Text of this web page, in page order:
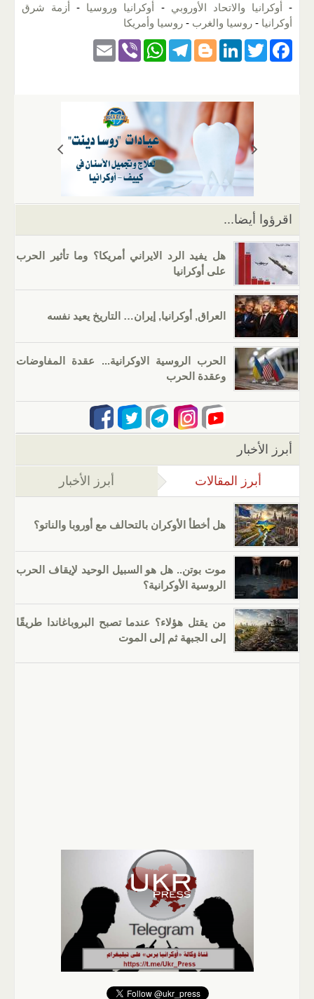
- أوكرانيا والاتحاد الأوروبي - أوكرانيا وروسيا - أزمة شرق
أوكرانيا - روسيا والغرب - روسيا وأمريكا
F
k
T
er
Li
e
Bl
er
T
gr
a
m
W
s
A
p
p
Vi
اقرؤوا أيضا...
هل يفيد الرد الايراني أمريكا؟ وما تأثير الحرب
على أوكرانيا
العراق, أوكرانيا, إيران… التاريخ يعيد نفسه
الحرب الروسية الاوكرانية... عقدة المفاوضات
وعقدة الحرب
أبرز الأخبار
أبرز المقالات (علامة التبويب النشطة)
أبرز الأخبار
هل أخطأ الأوكران بالتحالف مع أوروبا والناتو؟
موت بوتن.. هل هو السبيل الوحيد لإيقاف الحرب
الروسية الأوكرانية؟
من يقتل هؤلاء؟ عندما تصبح البروباغاندا طريقًا
إلى الجبهة ثم إلى الموت